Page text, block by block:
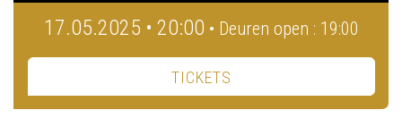
17.05.2025 • 20:00 • Deuren open : 19:00
TICKETS